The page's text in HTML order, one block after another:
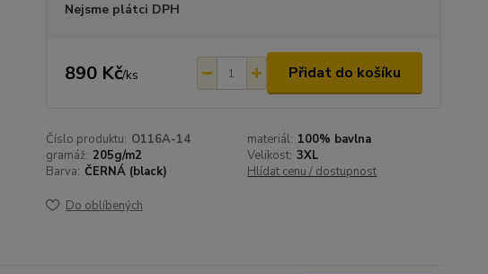
Nejsme plátci DPH
890 Kč/ks Přidat do košíku
Číslo produktu: O116A-14 materiál: 100% bavlna
gramáž: 205g/m2 Velikost: 3XL
Barva: ČERNÁ (black) Hlídat cenu / dostupnost
Do oblíbených